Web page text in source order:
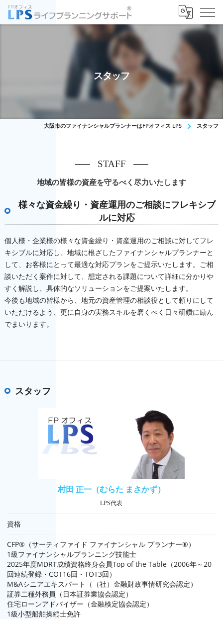
スタッフ
大阪市のファイナンシャルプランナーはFPオフィス LPS スタッフ
地域の皆様の資産を守るべく尽力いたします
STAFF
様々な資金繰り・資産運用のご相談にフレキシブ
ルに対応
個人様・企業様の様々な資金繰り・資産運用のご相談に対してフレ
キシブルに対応し、地域に根ざしたファイナンシャルプランナーと
して、お客様にとって最適な対応プランをご提示いたします。ご相
談いただく案件に対して、想定される課題について詳細に分かりや
すく解説し、具体的なソリューションをご提案いたします。
今後も地域の皆様から、地元の資産管理の相談役として頼りにして
いただけるよう、更に自身の実務スキルを磨くべく日々研鑽に励ん
でまいります。
スタッフ
村田 正一（むらた まさかず）
LPS代表
資格
CFP®（サーティファイド ファイナンシャル プランナー®）
1級ファイナンシャルプランニング技能士
2025年度MDRT成績資格終身会員Top of the Table（2006年～20
回連続登録・COT16回・TOT3回）
M&Aシニアエキスパート（（社）金融財政事情研究会認定）
証券二種外務員（日本証券業協会認定）
住宅ローンアドバイザー（金融検定協会認定）
1級小型船舶操縦士免許